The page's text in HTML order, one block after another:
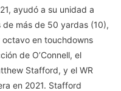
ayudó a su unidad a
más de 50 yardas (10),
en touchdowns
de O’Connell, el
Stafford, y el WR
en 2021. Stafford